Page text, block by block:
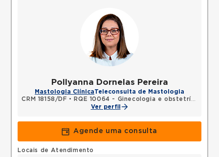
Pollyanna Dornelas Pereira
Mastologia ClínicaTeleconsulta de Mastologia
CRM 18158/DF • RQE 10064 - Ginecologia e obstetrícia
Ver perfil
Agende uma consulta
Locais de Atendimento